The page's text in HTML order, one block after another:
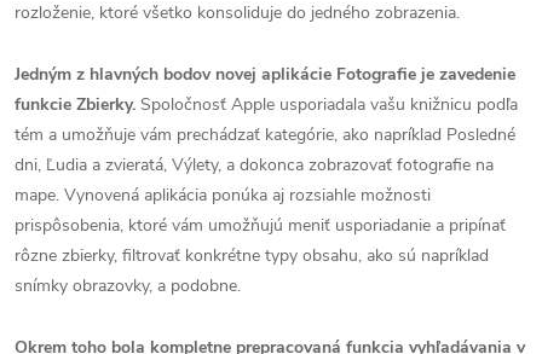
rozloženie, ktoré všetko konsoliduje do jedného zobrazenia.
Jedným z hlavných bodov novej aplikácie Fotografie je zavedenie
funkcie Zbierky. Spoločnosť Apple usporiadala vašu knižnicu podľa
tém a umožňuje vám prechádzať kategórie, ako napríklad Posledné
dni, Ľudia a zvieratá, Výlety, a dokonca zobrazovať fotografie na
mape. Vynovená aplikácia ponúka aj rozsiahle možnosti
prispôsobenia, ktoré vám umožňujú meniť usporiadanie a pripínať
rôzne zbierky, filtrovať konkrétne typy obsahu, ako sú napríklad
snímky obrazovky, a podobne.
Okrem toho bola kompletne prepracovaná funkcia vyhľadávania v